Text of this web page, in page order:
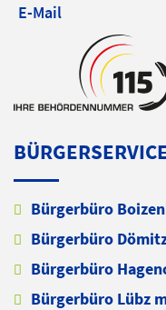
E-Mail
Bürgerbüro
Bürgerbüro
Bürgerbüro
Bürgerbüro Lübz